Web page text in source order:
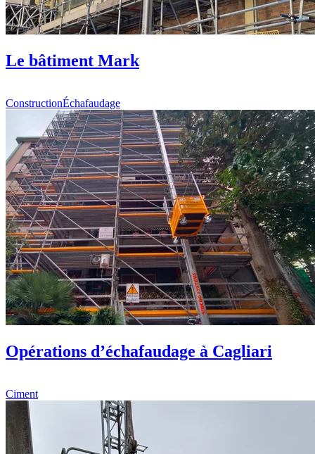
Le bâtiment Mark
ConstructionÉchafaudage
Opérations d’échafaudage à Cagliari
Ciment